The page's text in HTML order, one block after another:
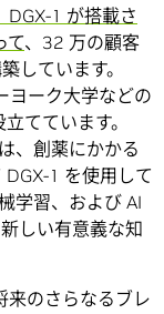
DGX-1 が搭載さ
て、32 万の顧客
しています。
ヨーク大学などの
てています。
は、創薬にかかる
1 を使用して
学習、および AI
しい有意義な知
のさらなるブレ